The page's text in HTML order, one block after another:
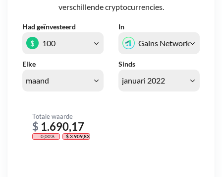
verschillende cryptocurrencies.
Had geïnvesteerd In
Elke Sinds
$
Totale waarde
$ 1.690,17
- 0,00% - $ 3.909,83